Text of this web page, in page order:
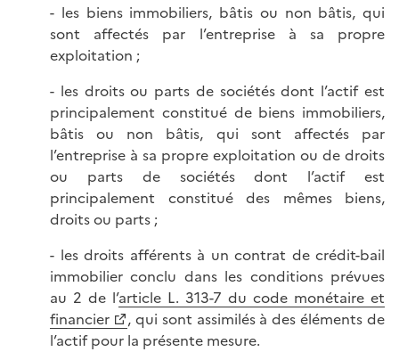
- les biens immobiliers, bâtis ou non bâtis, qui
sont affectés par l’entreprise à sa propre
exploitation ;
- les droits ou parts de sociétés dont l’actif est
principalement constitué de biens immobiliers,
bâtis ou non bâtis, qui sont affectés par
l’entreprise à sa propre exploitation ou de droits
ou parts de sociétés dont l’actif est
principalement constitué des mêmes biens,
droits ou parts ;
- les droits afférents à un contrat de crédit-bail
immobilier conclu dans les conditions prévues
au 2 de l’article L. 313-7 du code monétaire et
financier
, qui sont assimilés à des éléments de
l’actif pour la présente mesure.